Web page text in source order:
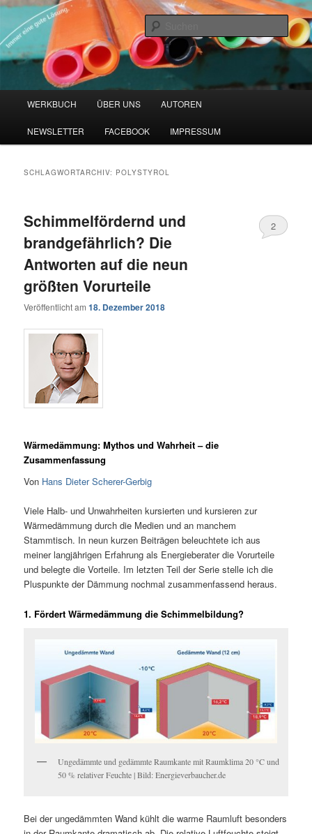
Zum
primären
Inhalt
springen
Zum
sekundären
Inhalt
springenWerkbuch Online
Blog zu den Themen Energieeffizienz und Digitalisierung
WERKBUCH ÜBER UNS AUTOREN
NEWSLETTER FACEBOOK IMPRESSUM
SCHLAGWORTARCHIV: POLYSTYROL
Schimmelfördernd und
brandgefährlich? Die
Antworten auf die neun
größten Vorurteile
Veröffentlicht am18. Dezember 2018
2
Wärmedämmung: Mythos und Wahrheit – die
Zusammenfassung
Von Hans Dieter Scherer-Gerbig
Viele Halb- und Unwahrheiten kursierten und kursieren zur
Wärmedämmung durch die Medien und an manchem
Stammtisch. In neun kurzen Beiträgen beleuchtete ich aus
meiner langjährigen Erfahrung als Energieberater die Vorurteile
und belegte die Vorteile. Im letzten Teil der Serie stelle ich die
Pluspunkte der Dämmung nochmal zusammenfassend heraus.
1. Fördert Wärmedämmung die Schimmelbildung?
Ungedämmte und gedämmte Raumkante mit Raumklima 20 °C und
50 % relativer Feuchte | Bild: Energieverbaucher.de
Bei der ungedämmten Wand kühlt die warme Raumluft besonders